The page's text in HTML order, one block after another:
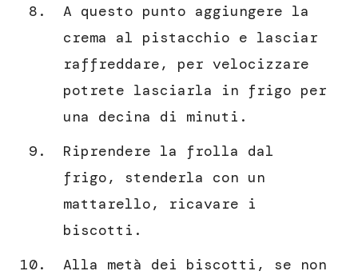
A questo punto aggiungere la
crema al pistacchio e lasciar
raffreddare, per velocizzare
potrete lasciarla in frigo per
una decina di minuti.
Riprendere la frolla dal
frigo, stenderla con un
mattarello, ricavare i
biscotti.
Alla metà dei biscotti, se non